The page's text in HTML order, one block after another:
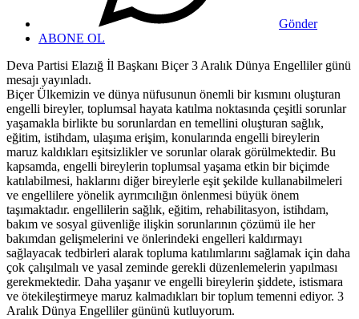
Gönder
ABONE OL
Deva Partisi Elazığ İl Başkanı Biçer 3 Aralık Dünya Engelliler günü
mesajı yayınladı.
Biçer Ülkemizin ve dünya nüfusunun önemli bir kısmını oluşturan
engelli bireyler, toplumsal hayata katılma noktasında çeşitli sorunlar
yaşamakla birlikte bu sorunlardan en temellini oluşturan sağlık,
eğitim, istihdam, ulaşıma erişim, konularında engelli bireylerin
maruz kaldıkları eşitsizlikler ve sorunlar olarak görülmektedir. Bu
kapsamda, engelli bireylerin toplumsal yaşama etkin bir biçimde
katılabilmesi, haklarını diğer bireylerle eşit şekilde kullanabilmeleri
ve engellilere yönelik ayrımcılığın önlenmesi büyük önem
taşımaktadır. engellilerin sağlık, eğitim, rehabilitasyon, istihdam,
bakım ve sosyal güvenliğe ilişkin sorunlarının çözümü ile her
bakımdan gelişmelerini ve önlerindeki engelleri kaldırmayı
sağlayacak tedbirleri alarak topluma katılımlarını sağlamak için daha
çok çalışılmalı ve yasal zeminde gerekli düzenlemelerin yapılması
gerekmektedir. Daha yaşanır ve engelli bireylerin şiddete, istismara
ve ötekileştirmeye maruz kalmadıkları bir toplum temenni ediyor. 3
Aralık Dünya Engelliler gününü kutluyorum.